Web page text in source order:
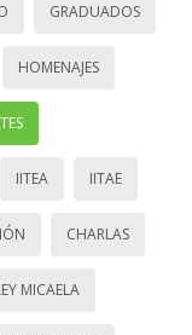
GRADUADOS
HOMENAJES
IITEA IITAE
CHARLAS
MICAELA